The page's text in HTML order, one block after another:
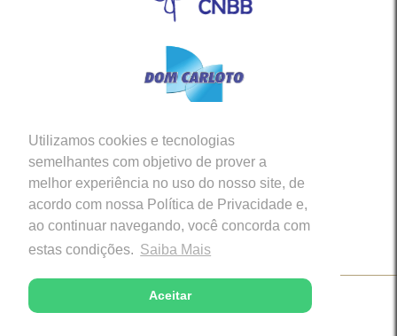
Utilizamos cookies e tecnologias
semelhantes com objetivo de prover a
melhor experiência no uso do nosso site, de
acordo com nossa Política de Privacidade e,
ao continuar navegando, você concorda com
estas condições. Saiba Mais
Aceitar
Siga-nos em nossas Redes Sociais
Copyright © 2026 - Diocese de Caratinga (MG)